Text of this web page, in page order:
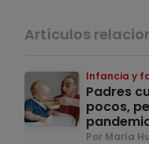
Artículos
Infancia y
Padres
pocos,
Por María